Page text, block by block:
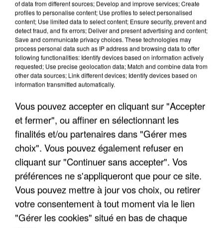
6 août 2026
Gabriel Attal et Raphaël Glucksmann visés par des
ingérences...
Sollicité, Sébastien Lecornu annonce un "travail
commun" avec les partis à la rentrée.
of data from different sources; Develop and improve services; Create
profiles to personalise content; Use profiles to select personalised
content; Use limited data to select content; Ensure security, prevent and
detect fraud, and fix errors; Deliver and present advertising and content;
Save and communicate privacy choices. These technologies may
process personal data such as IP address and browsing data to offer
following functionalities: Identify devices based on information actively
requested; Use precise geolocation data; Match and combine data from
other data sources; Link different devices; Identify devices based on
information transmitted automatically.
Vous pouvez accepter en cliquant sur "Accepter
et fermer", ou affiner en sélectionnant les
finalités et/ou partenaires dans "Gérer mes
choix". Vous pouvez également refuser en
cliquant sur "Continuer sans accepter". Vos
préférences ne s'appliqueront que pour ce site.
Vous pouvez mettre à jour vos choix, ou retirer
votre consentement à tout moment via le lien
"Gérer les cookies" situé en bas de chaque